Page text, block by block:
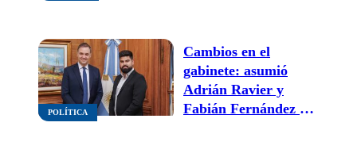
POLÍTICA
Cambios en el
gabinete: asumió
Adrián Ravier y
Fabián Fernández es